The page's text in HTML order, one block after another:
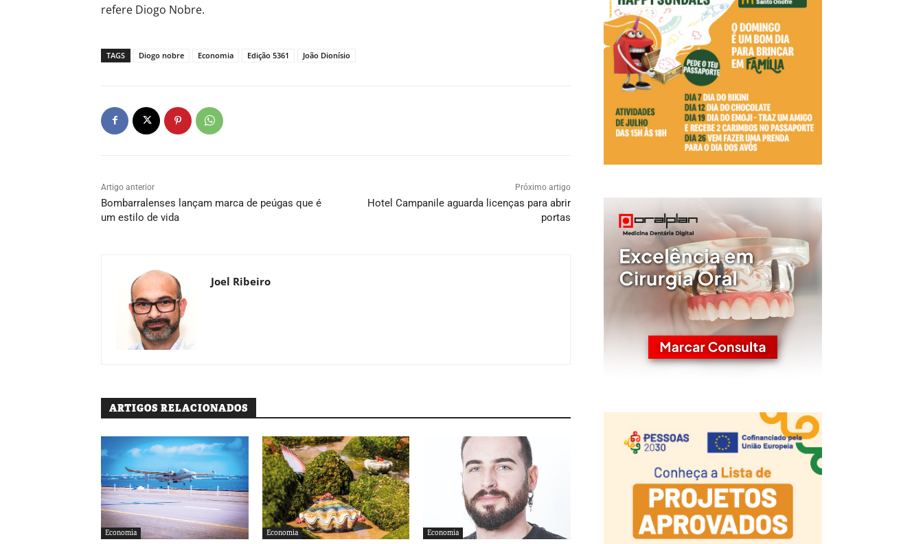
refere Diogo Nobre.
TAGS Diogo nobre Economia Edição 5361 João Dionísio
Artigo anterior
Bombarralenses lançam marca de peúgas que é
um estilo de vida
Próximo artigo
Hotel Campanile aguarda licenças para abrir
portas
Joel Ribeiro
ARTIGOS RELACIONADOS
Economia Economia Economia